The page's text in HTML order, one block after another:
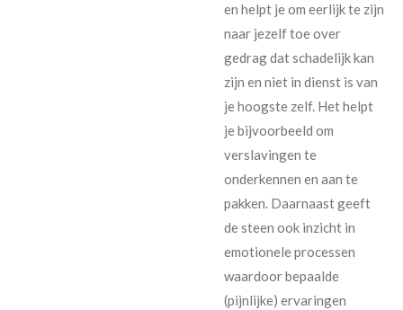
en helpt je om eerlijk te zijn
naar jezelf toe over
gedrag dat schadelijk kan
zijn en niet in dienst is van
je hoogste zelf. Het helpt
je bijvoorbeeld om
verslavingen te
onderkennen en aan te
pakken. Daarnaast geeft
de steen ook inzicht in
emotionele processen
waardoor bepaalde
(pijnlijke) ervaringen